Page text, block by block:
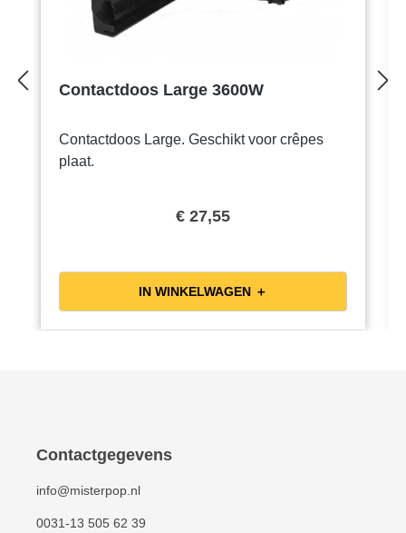
Contactdoos Large 3600W
Contactdoos Large. Geschikt voor crêpes
plaat.
€ 27,55
IN WINKELWAGEN ＋
Contactgegevens
info@misterpop.nl
0031-13 505 62 39